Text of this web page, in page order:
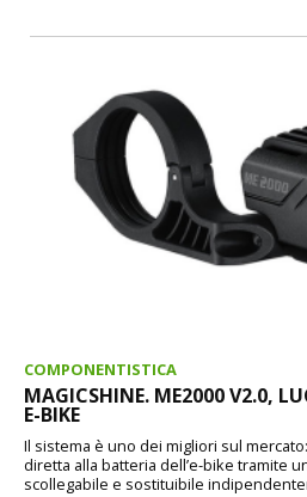
COMPONENTISTICA
MAGICSHINE. ME2000 V2.0,
E-BIKE
Il sistema è uno dei migliori sul
diretta alla batteria dell’e-bike tramite
scollegabile e sostituibile